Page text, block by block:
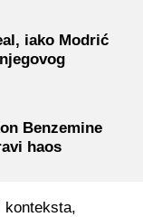
iako Modrić
Benzemine
haos
konteksta,